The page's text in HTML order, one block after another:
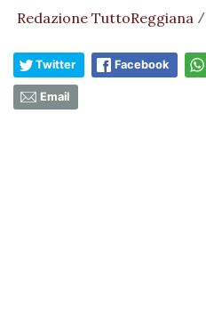
Redazione TuttoReggiana /
Twitter Facebook
Email